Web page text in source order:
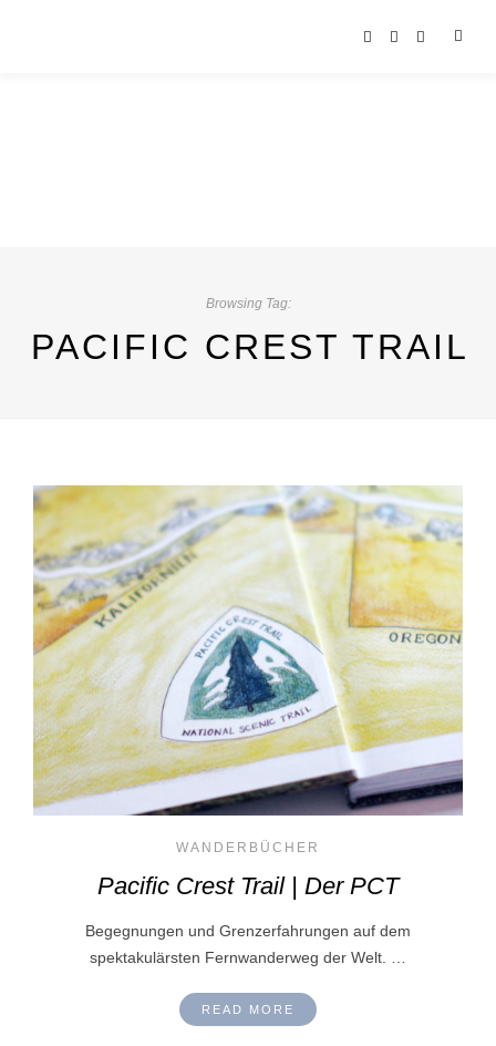
Browsing Tag:
PACIFIC CREST TRAIL
WANDERBÜCHER
Pacific Crest Trail | Der PCT
Begegnungen und Grenzerfahrungen auf dem
spektakulärsten Fernwanderweg der Welt. …
READ MORE